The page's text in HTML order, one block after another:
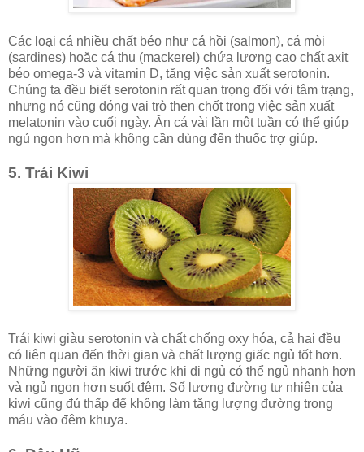
Các loại cá nhiều chất béo như cá hồi (salmon), cá mòi
(sardines) hoặc cá thu (mackerel) chứa lượng cao chất axit
béo omega-3 và vitamin D, tăng việc sản xuất serotonin.
Chúng ta đều biết serotonin rất quan trọng đối với tâm trạng,
nhưng nó cũng đóng vai trò then chốt trong việc sản xuất
melatonin vào cuối ngày. Ăn cá vài lần một tuần có thể giúp
ngủ ngon hơn mà không cần dùng đến thuốc trợ giúp.
5. Trái Kiwi
Trái kiwi giàu serotonin và chất chống oxy hóa, cả hai đều
có liên quan đến thời gian và chất lượng giấc ngủ tốt hơn.
Những người ăn kiwi trước khi đi ngủ có thể ngủ nhanh hơn
và ngủ ngon hơn suốt đêm. Số lượng đường tự nhiên của
kiwi cũng đủ thấp để không làm tăng lượng đường trong
máu vào đêm khuya.